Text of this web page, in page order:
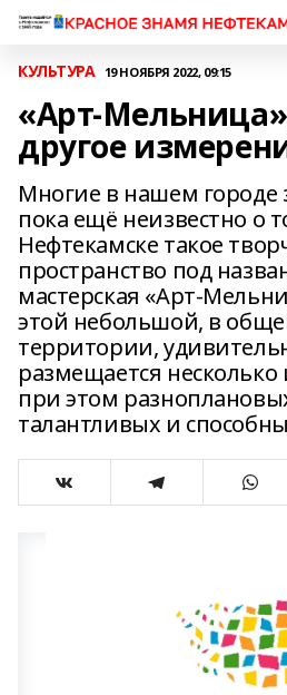
КУЛЬТУРА 19 НОЯБРЯ 2022, 09:15
«Арт-
другое
Многие в нашем городе
пока ещё неизвестно о
Нефтекамске такое
пространство под
мастерская «Арт-
этой небольшой, в
территории,
размещается
при этом
талантливых и